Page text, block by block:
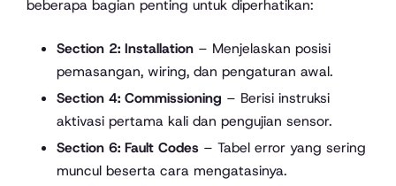
beberapa bagian penting untuk diperhatikan:
Section 2: Installation– Menjelaskan posisi
pemasangan, wiring, dan pengaturan awal.
Section 4: Commissioning – Berisi instruksi
aktivasi pertama kali dan pengujian sensor.
Section 6: Fault Codes– Tabel error yang sering
muncul beserta cara mengatasinya.